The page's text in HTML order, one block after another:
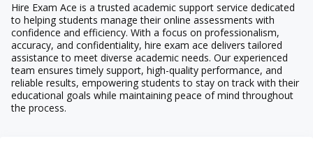
Hire Exam Ace is a trusted academic support service dedicated
to helping students manage their online assessments with
confidence and efficiency. With a focus on professionalism,
accuracy, and confidentiality, hire exam ace delivers tailored
assistance to meet diverse academic needs. Our experienced
team ensures timely support, high-quality performance, and
reliable results, empowering students to stay on track with their
educational goals while maintaining peace of mind throughout
the process.